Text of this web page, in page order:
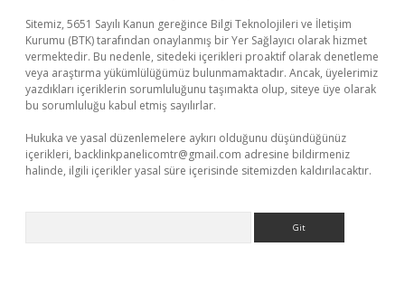
Sitemiz, 5651 Sayılı Kanun gereğince Bilgi Teknolojileri ve İletişim
Kurumu (BTK) tarafından onaylanmış bir Yer Sağlayıcı olarak hizmet
vermektedir. Bu nedenle, sitedeki içerikleri proaktif olarak denetleme
veya araştırma yükümlülüğümüz bulunmamaktadır. Ancak, üyelerimiz
yazdıkları içeriklerin sorumluluğunu taşımakta olup, siteye üye olarak
bu sorumluluğu kabul etmiş sayılırlar.
Hukuka ve yasal düzenlemelere aykırı olduğunu düşündüğünüz
içerikleri, backlinkpanelicomtr@gmail.com adresine bildirmeniz
halinde, ilgili içerikler yasal süre içerisinde sitemizden kaldırılacaktır.